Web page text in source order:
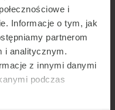
i
Informacje o tym, jak
partnerom
i analitycznym.
z innymi danymi
podczas